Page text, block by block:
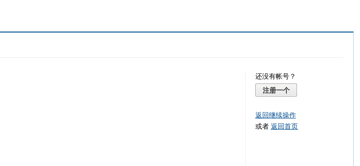
还没有帐号？
注册一个
返回继续操作
或者 返回首页